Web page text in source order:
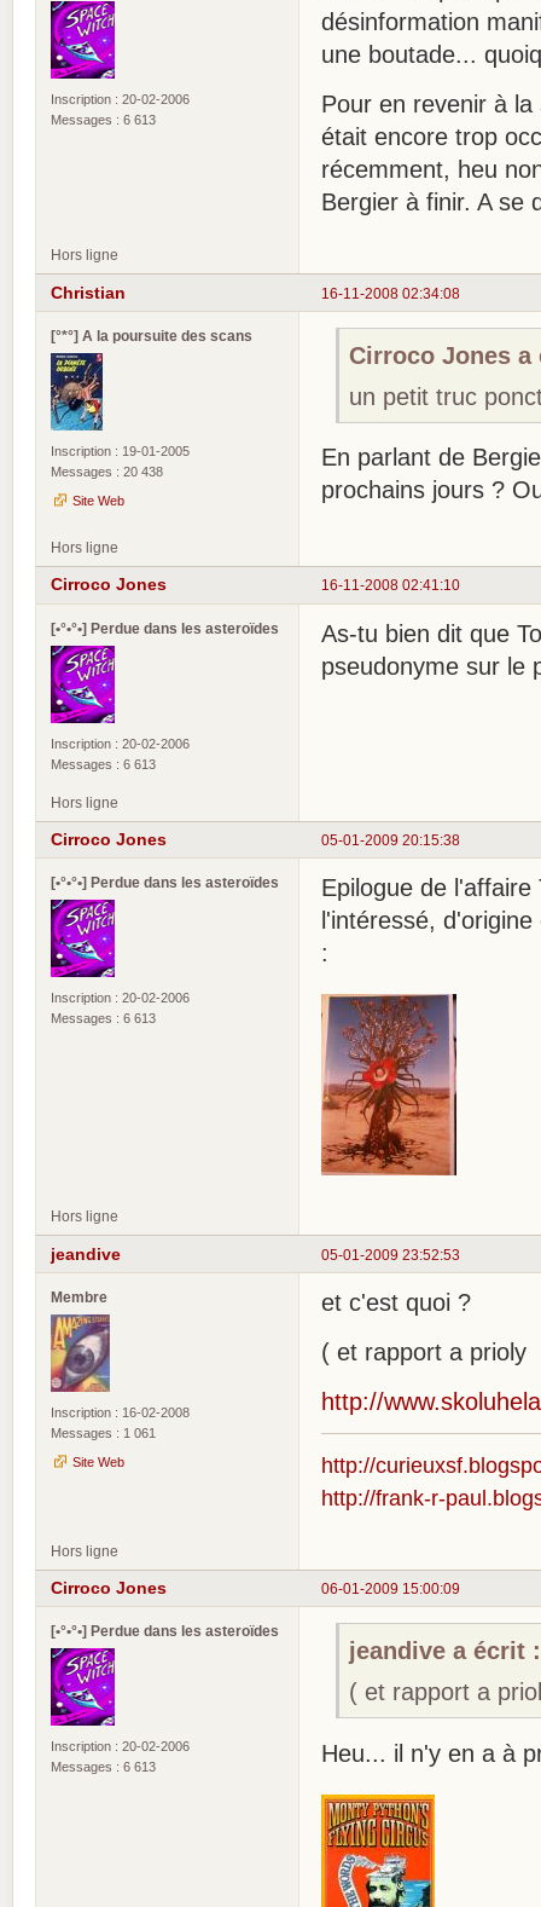
Inscription : 20-02-2006
Messages : 6 613
désinformation
une boutade...
Pour en revenir à
était encore trop
récemment, heu
Bergier à finir. A se
Hors ligne
16-11-2008 02:34:08
Christian
[°*°] A la poursuite des scans
Inscription : 19-01-2005
Messages : 20 438
Site Web
Cirroco Jones a
un petit truc
En parlant de
prochains jours ?
Hors ligne
16-11-2008 02:41:10
Cirroco Jones
[•°•°•] Perdue dans les asteroïdes
Inscription : 20-02-2006
Messages : 6 613
As-tu bien dit que
pseudonyme sur le
Hors ligne
05-01-2009 20:15:38
Cirroco Jones
[•°•°•] Perdue dans les asteroïdes
Inscription : 20-02-2006
Messages : 6 613
Epilogue de
l'intéressé,
:
Hors ligne
05-01-2009 23:52:53
jeandive
Membre
Inscription : 16-02-2008
Messages : 1 061
Site Web
et c'est quoi ?
( et rapport a prioly
http://
http://
http://frank-r-
Hors ligne
06-01-2009 15:00:09
Cirroco Jones
[•°•°•] Perdue dans les asteroïdes
Inscription : 20-02-2006
Messages : 6 613
jeandive a écrit :
( et rapport a
Heu... il n'y en a à